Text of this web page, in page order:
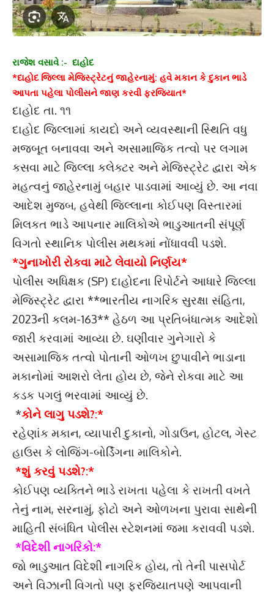
રાજેશ વસાવે :- દાહોદ
*દાહોદ જિલ્લા મેજિસ્ટ્રેટનું જાહેરનામું: હવે મકાન કે દુકાન ભાડે
આપતા પહેલા પોલીસને જાણ કરવી ફરજિયાત*
દાહોદ તા. ૧૧
દાહોદ જિલ્લામાં કાયદો અને વ્યવસ્થાની સ્થિતિ વધુ
મજબૂત બનાવવા અને અસામાજિક તત્વો પર લગામ
કસવા માટે જિલ્લા કલેક્ટર અને મેજિસ્ટ્રેટ દ્વારા એક
મહત્વનું જાહેરનામું બહાર પાડવામાં આવ્યું છે. આ નવા
આદેશ મુજબ, હવેથી જિલ્લાના કોઈપણ વિસ્તારમાં
મિલકત ભાડે આપનાર માલિકોએ ભાડુઆતની સંપૂર્ણ
વિગતો સ્થાનિક પોલીસ મથકમાં નોંધાવવી પડશે.
*ગુનાખોરી રોકવા માટે લેવાયો નિર્ણય*
પોલીસ અધિક્ષક (SP) દાહોદના રિપોર્ટને આધારે જિલ્લા
મેજિસ્ટ્રેટ દ્વારા **ભારતીય નાગરિક સુરક્ષા સંહિતા,
2023ની કલમ-163** હેઠળ આ પ્રતિબંધાત્મક આદેશો
જારી કરવામાં આવ્યા છે. ઘણીવાર ગુનેગારો કે
અસામાજિક તત્વો પોતાની ઓળખ છુપાવીને ભાડાના
મકાનોમાં આશરો લેતા હોય છે, જેને રોકવા માટે આ
કડક પગલું ભરવામાં આવ્યું છે.
*કોને લાગુ પડશે?:*
રહેણાંક મકાન, વ્યાપારી દુકાનો, ગોડાઉન, હોટલ, ગેસ્ટ
હાઉસ કે લોજિંગ-બોર્ડિંગના માલિકોને.
*શું કરવું પડશે?:*
કોઈપણ વ્યક્તિને ભાડે રાખતા પહેલા કે રાખતી વખતે
તેનું નામ, સરનામું, ફોટો અને ઓળખના પુરાવા સાથેની
માહિતી સંબંધિત પોલીસ સ્ટેશનમાં જમા કરાવવી પડશે.
*વિદેશી નાગરિકો:*
જો ભાડુઆત વિદેશી નાગરિક હોય, તો તેની પાસપોર્ટ
અને વિઝાની વિગતો પણ ફરજિયાતપણે આપવાની